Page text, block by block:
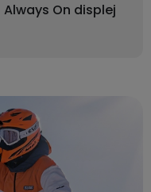
Always On displej